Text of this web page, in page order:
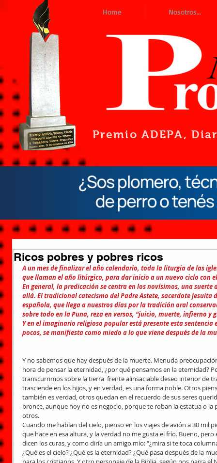
Home Nosotros...
Premio ADEPA,
Ricos pobres y pobres ricos
A un mes de finalizar el año calendario, toda la liturgia de las
que llaman el año litúrgico, para dar inicio a un nuevo ciclo con
En general, la predicación se centra en los novísimos, una
allá. El tradicional catecismo del Padre Astete, sacerdote jesuita
española, que llega a nuestros días por la tradición oral
sobre todo en la Puna, reza en versos, “juicio, muerte, infierno
Y en el imaginario religioso popular está presente esta
pocos, se manifiesta como miedo a lo que viene después de la
Y no sabemos que hay después de la muerte. Menuda
hora de pensar la eternidad, ¿por qué pensamos en la eternidad?
transcurrimos sobre la tierra  frente alinsaciable deseo interior de
trasciende en los hijos, y en verdad, es una forma noble. Otros
también es verdad, otros quedan en el recuerdo de sus seres
bronce, aunque hoy no es negocio, porque te roban la estatua o
otros.
Cuando me hablan del cielo, pienso en los viajes de avión a 30 mil
que hace en esa altura, y la verdad no me gusta el frío. Bueno,
dicen los curas, y como diría un amigo mío: “¿mira si te toca
¿Qué es el cielo? ¿Qué es la eternidad? ¿Qué pasa después de la